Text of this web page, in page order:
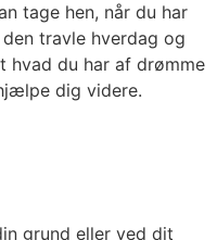
tage hen, når du har
travle hverdag og
hvad du har af drømme
dig videre.
grund eller ved dit